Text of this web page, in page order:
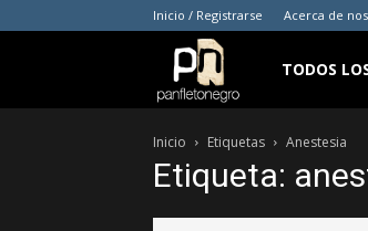
Inicio / Registrarse Acerca de
panfletonegro
TODOS
Inicio Etiquetas Anestesia
Etiqueta: